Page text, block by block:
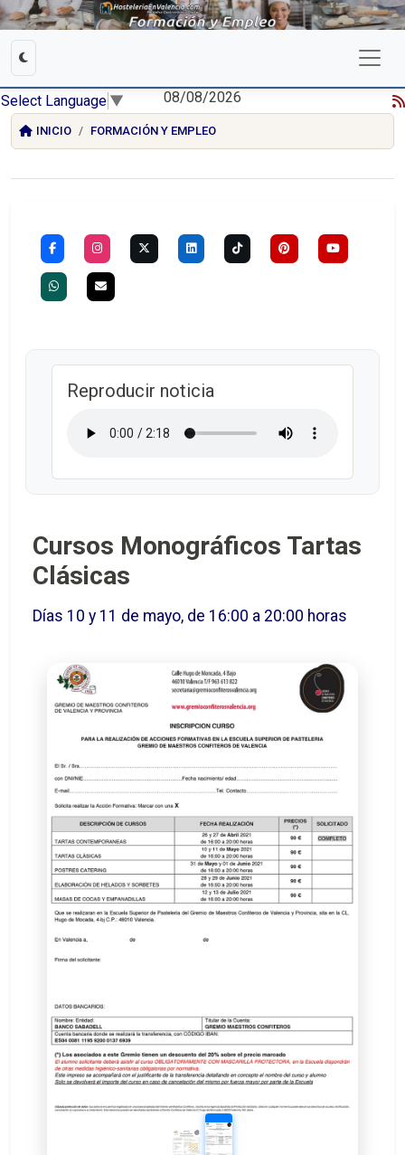
Select Language ▼ 08/08/2026
INICIO FORMACIÓN Y EMPLEO
Reproducir noticia
Cursos Monográficos Tartas
Clásicas
Días 10 y 11 de mayo, de 16:00 a 20:00 horas